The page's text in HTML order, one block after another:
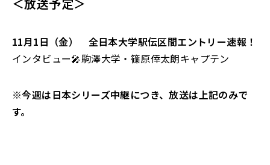
11月1日（金） 全日本大学駅伝区間エントリー速報！
インタビュー🎤駒澤大学・篠原倖太朗キャプテン
※今週は日本シリーズ中継につき、放送は上記のみで
す。